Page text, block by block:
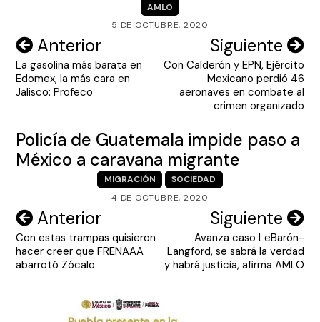
AMLO
5 DE OCTUBRE, 2020
Navegación
de
entradas
Anterior
La gasolina más barata en
Edomex, la más cara en
Jalisco: Profeco
Siguiente
Con Calderón y EPN, Ejército
Mexicano perdió 46
aeronaves en combate al
crimen organizado
Policía de Guatemala impide paso a
México a caravana migrante
MIGRACIÓN
SOCIEDAD
4 DE OCTUBRE, 2020
Navegación
de
entradas
Anterior
Con estas trampas quisieron
hacer creer que FRENAAA
abarrotó Zócalo
Siguiente
Avanza caso LeBarón-
Langford, se sabrá la verdad
y habrá justicia, afirma AMLO